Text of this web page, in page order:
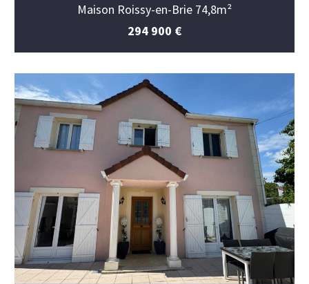
Maison Roissy-en-Brie 74,8m²
294 900 €